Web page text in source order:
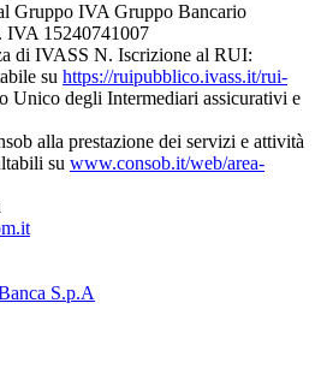
Gruppo IVA Gruppo Bancario
IVA 15240741007
di IVASS N. Iscrizione al RUI:
su https://ruipubblico.ivass.it/rui-
Unico degli Intermediari assicurativi e
alla prestazione dei servizi e attività
su www.consob.it/web/area-
S.p.A